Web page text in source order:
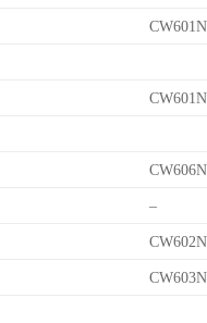
CW601N
CW601N
CW606N
–
CW602N
CW603N